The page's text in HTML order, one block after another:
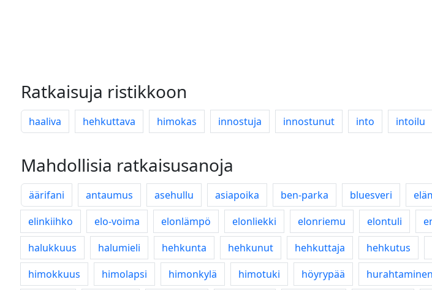
Ratkaisuja ristikkoon
haaliva hehkuttava himokas innostuja innostunut into intoilu
Mahdollisia ratkaisusanoja
äärifani antaumus asehullu asiapoika ben-parka bluesveri
elinkiihko
elo-voima elonlämpö elonliekki elonriemu elontuli
halukkuus
halumieli hehkunta hehkunut hehkuttaja hehkutus
himokkuus
himolapsi himonkylä himotuki höyrypää hurahtaminen